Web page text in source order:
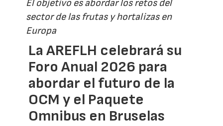
El objetivo es abordar los retos del
sector de las frutas y hortalizas en
Europa
La AREFLH celebrará su
Foro Anual 2026 para
abordar el futuro de la
OCM y el Paquete
Omnibus en Bruselas